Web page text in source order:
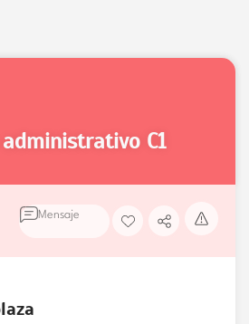
administrativo C1
Mensaje